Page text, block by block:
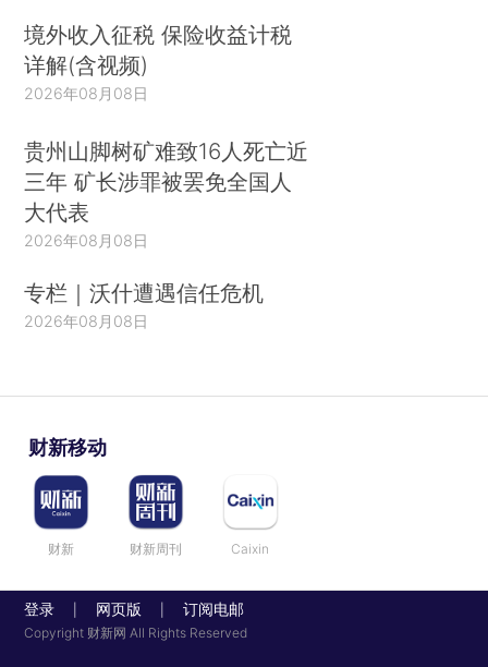
1.弗兰克·奈特（Frank Knight，1972年去
世）。作为“芝加哥学派”的创始人之一，他最著名
的著作是1921年出版的《风险、不确定性和利
2.阿尔文·汉森（Alvin Hansen，1975年去
世）。宏观经济学家和公共政策顾问，常被称为“美
国的凯恩斯”，他因与希克斯一道提出的“投资-储
模型）闻名于世。
4.琼·罗宾逊（Joan Robinson，1983年去
世）。剑桥大学经济学家，因其在垄断竞争方面的
研究成果《不完全竞争经济学》（1933）以及由她
创造的“买方垄断”（monopsony）一词而闻名。
5.皮埃罗·斯拉法（Piero Sraffa，1983年去
世）。意大利经济学家，因其著作《用商品生产商
境外收入征税 保险收益计税
详解(含视频)
2026年08月08日
贵州山脚树矿难致16人死亡近
三年 矿长涉罪被罢免全国人
大代表
2026年08月08日
专栏｜沃什遭遇信任危机
2026年08月08日
财新移动
财新 财新周刊 Caixin
登录 网页版 订阅电邮
Copyright 财新网 All Rights Reserved